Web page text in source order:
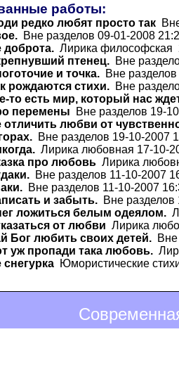
работы:
редко любят просто так
Вне разделов 09-01-2008
доброта. Лирика философская
птенец. Вне
и точка. Вне
рождаются стихи. Вне
то есть мир, который нас
перемены Вне разделов 19-
отличить любви от
Вне разделов 19-10-2007
Лирика любовная 17-10-
про любовь Лирика
Вне разделов 11-10-2007
Вне разделов 11-10-2007
и забыть. Вне разделов
ложиться белым одеялом.
от любви Лирика
Бог любить своих детей. Вне
уж пропади така любовь.
снегурка Юмористические